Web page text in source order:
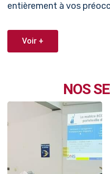
entièrement à vos
Voir +
NOS